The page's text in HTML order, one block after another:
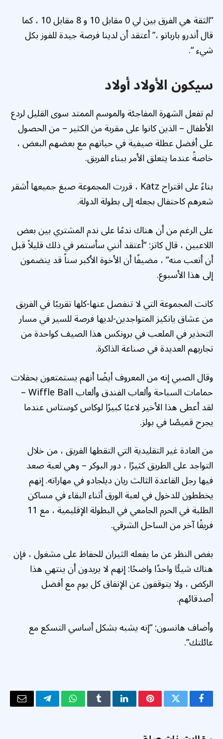
“الثقة هي الفرق بين لي 0 مقابل 10 و 8 مقابل 10 ، كما
قال أندرو بارباتو ،” أعتقد أن لدينا فرصة جيدة للفوز بكل
شيء “.
سيكون الأولاد أولاد
لم تفعل الشهرة المفاجئة والموسم الممتد سوى القليل لردع
الأطفال – الذين كانوا على مقربة من الكثير – من الحصول
على أفضل عطلة صيفية في حياتهم مع بعضهم البعض ،
خاصةً عندما يتعلق الأمر ببناء الفريق.
بناءً على اقتراح Katz ، قررت المجموعة صبغ جميعها أشقر
شعرهم كاحتفال بجعله إلى بطولة الدولة.
على الرغم من أن هناك ندمًا على ندم المشتري بين بعض
اللاعبين ، قال كاتز: “أعتقد أنني سأستمر في ذلك قليلاً قبل
أن أتعب منه” ، مضيفًا أن الأخوة الأكبر سناً قد ينضمون
إلى هذا الأسبوع.
كانت المجموعة التي لا تنفصل عنها-كلها تقريبًا في الفريق
من عشاق يانكيز المتواجدين-لديها فرصة للسير في مسار
التحذير في الملعب في برونكس هذا الصيف كواحدة من
تجاربهم العديدة في صناعة الذاكرة.
وقال الصبي إنه من المعروف أيضًا أنهم يستمتعون بحفلات
حمامات السباحة وألعاب الفندق وألعاب Wiffle Ball –
لقد أعطى هذا الأخير لاعبًا كبيرًا لوكاس كوستاس عندما
يجرح قميصًا في بولز.
من العادة غير التقليدية التي التقطها الفريق ، من خلال
التواجد على الطريق كثيرًا ، دور البوكر – وهي لعبة صعد
فيها رجل القاعدة الثالث ريان ديلجادو في مهاراته. إنهم
يخططون للدخول في لعبة الورق أثناء البقاء في مساكن
الطلبة في الحرم الجامعي في البطولة الإقليمية ، مع 11
فريقًا آخر من الساحل الشرقي.
بغض النظر عن ما يفعله الثيران للحفاظ على مشغول ، فإن
هناك شيئًا واحدًا واضحًا: إنهم لا يريدون أن ينتهي هذا
الركض ، ولا يتوقفون عن الإنفاق كل يوم مع أفضل
أصدقائهم.
وأضاف هانسون: “إنه يشبه بشكل أساسي التسكع مع
عائلتك”.
فيسبوكتويتر بينتيريستلينكدإنTumblrواتسابتيلقرامالبريد